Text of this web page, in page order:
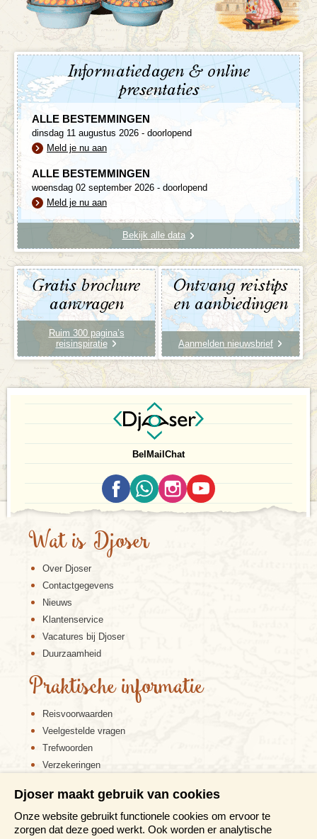
Informatiedagen & online
presentaties
ALLE BESTEMMINGEN
dinsdag 11 augustus 2026 - doorlopend
Meld je nu aan
ALLE BESTEMMINGEN
woensdag 02 september 2026 - doorlopend
Meld je nu aan
Bekijk alle data
Gratis brochure
aanvragen
Ruim 300 pagina’s
reisinspiratie
Ontvang reistips
en aanbiedingen
Aanmelden nieuwsbrief
BelMailChat
Wat is Djoser
Over Djoser
Contactgegevens
Nieuws
Klantenservice
Vacatures bij Djoser
Duurzaamheid
Praktische informatie
Reisvoorwaarden
Veelgestelde vragen
Trefwoorden
Verzekeringen
Disclaimer
Cookiebeleid
Privacy verklaring
Djoser maakt gebruik van cookies
Onze website gebruikt functionele cookies om ervoor te
zorgen dat deze goed werkt. Ook worden er analytische